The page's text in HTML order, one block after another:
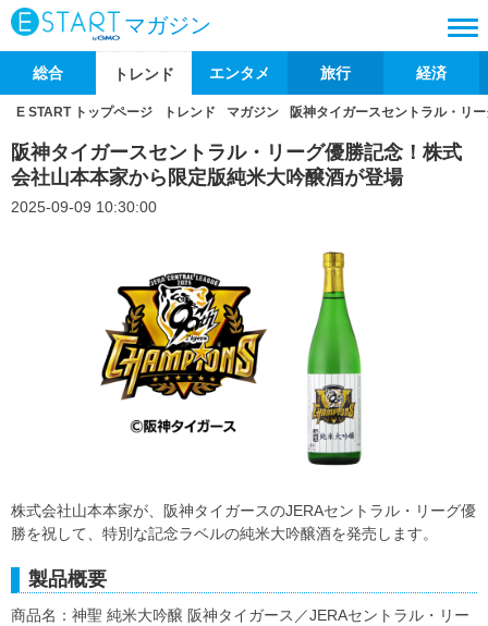
マガジン
総合 トレンド エンタメ 旅行 経済
E START トップページ トレンド マガジン 阪神タイガースセントラル・リ
阪神タイガースセントラル・リーグ優勝記念！株式
会社山本本家から限定版純米大吟醸酒が登場
2025-09-09 10:30:00
株式会社山本本家が、阪神タイガースのJERAセントラル・リーグ優
勝を祝して、特別な記念ラベルの純米大吟醸酒を発売します。
製品概要
商品名：神聖 純米大吟醸 阪神タイガース／JERAセントラル・リー